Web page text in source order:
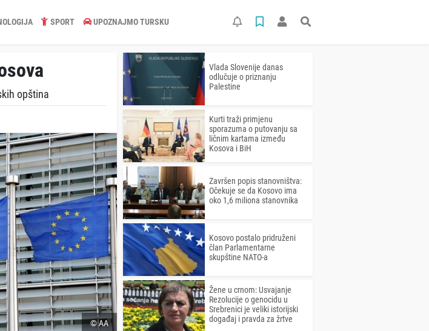
SPORT UPOZNAJMO TURSKU
opština
© AA
Vlada Slovenije danas
odlučuje o priznanju
Palestine
Kurti traži primjenu
sporazuma o putovanju sa
ličnim kartama između
Kosova i BiH
Završen popis stanovništva:
Očekuje se da Kosovo ima
oko 1,6 miliona stanovnika
Kosovo postalo pridruženi
član Parlamentarne
skupštine NATO-a
Žene u crnom: Usvajanje
Rezolucije o genocidu u
Srebrenici je veliki istorijski
događaj i pravda za žrtve